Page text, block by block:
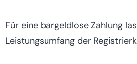
Für eine bargeldlose Zahlung
Leistungsumfang der